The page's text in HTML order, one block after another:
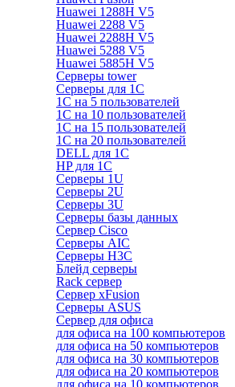
Huawei 1288H V5
Huawei 2288 V5
Huawei 2288H V5
Huawei 5288 V5
Huawei 5885H V5
Серверы tower
Серверы для 1C
1С на 5 пользователей
1С на 10 пользователей
1С на 15 пользователей
1С на 20 пользователей
DELL для 1С
HP для 1С
Серверы 1U
Серверы 2U
Серверы 3U
Серверы базы данных
Сервер Cisco
Серверы AIC
Серверы H3C
Блейд серверы
Rack сервер
Сервер xFusion
Серверы ASUS
Сервер для офиса
для офиса на 100 компьютеров
для офиса на 50 компьютеров
для офиса на 30 компьютеров
для офиса на 20 компьютеров
для офиса на 10 компьютеров